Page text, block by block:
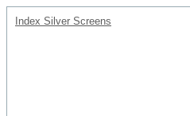
Index Silver Screens